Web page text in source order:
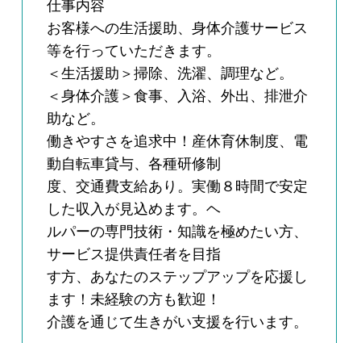
仕事内容
お客様への生活援助、身体介護サービス
等を行っていただきます。
＜生活援助＞掃除、洗濯、調理など。
＜身体介護＞食事、入浴、外出、排泄介
助など。
働きやすさを追求中！産休育休制度、電
動自転車貸与、各種研修制
度、交通費支給あり。実働８時間で安定
した収入が見込めます。ヘ
ルパーの専門技術・知識を極めたい方、
サービス提供責任者を目指
す方、あなたのステップアップを応援し
ます！未経験の方も歓迎！
介護を通じて生きがい支援を行います。